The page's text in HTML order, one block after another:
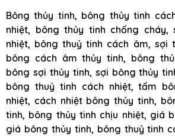
Bông thủy tinh, bông thủy tinh
nhiệt, bông thủy tinh chống cháy,
nhiệt, bông thuỷ tinh cách âm, sợi
bông cách âm thủy tinh, bông
bông sợi thủy tinh, sợi bông thủy
bông thuỷ tinh cách nhiệt, tấm
nhiệt, cách nhiệt bông thủy tinh,
tinh, bông thủy tinh chịu nhiệt, giá
giá bông thủy tinh, bông thuỷ tinh